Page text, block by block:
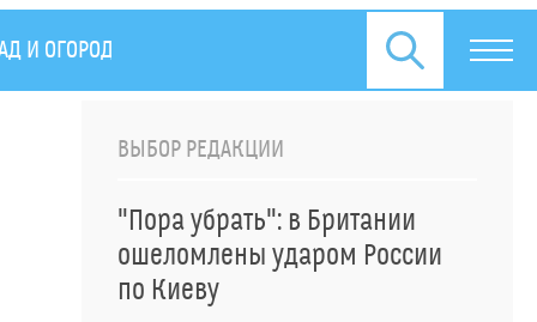
И ОГОРОД
ВЫБОР РЕДАКЦИИ
"Пора убрать": в Британии
ошеломлены ударом России
по Киеву